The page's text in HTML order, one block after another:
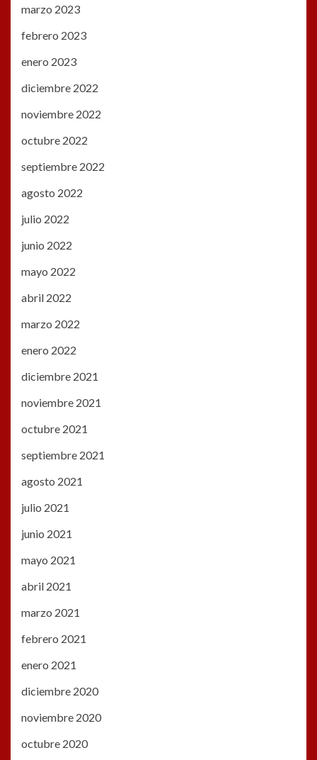
marzo 2023
febrero 2023
enero 2023
diciembre 2022
noviembre 2022
octubre 2022
septiembre 2022
agosto 2022
julio 2022
junio 2022
mayo 2022
abril 2022
marzo 2022
enero 2022
diciembre 2021
noviembre 2021
octubre 2021
septiembre 2021
agosto 2021
julio 2021
junio 2021
mayo 2021
abril 2021
marzo 2021
febrero 2021
enero 2021
diciembre 2020
noviembre 2020
octubre 2020